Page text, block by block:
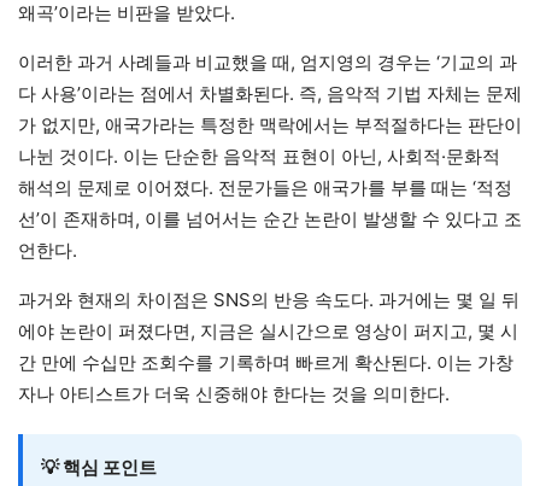
왜곡’이라는 비판을 받았다.
이러한 과거 사례들과 비교했을 때, 엄지영의 경우는 ‘기교의 과
다 사용’이라는 점에서 차별화된다. 즉, 음악적 기법 자체는 문제
가 없지만, 애국가라는 특정한 맥락에서는 부적절하다는 판단이
나뉜 것이다. 이는 단순한 음악적 표현이 아닌, 사회적·문화적
해석의 문제로 이어졌다. 전문가들은 애국가를 부를 때는 ‘적정
선’이 존재하며, 이를 넘어서는 순간 논란이 발생할 수 있다고 조
언한다.
과거와 현재의 차이점은 SNS의 반응 속도다. 과거에는 몇 일 뒤
에야 논란이 퍼졌다면, 지금은 실시간으로 영상이 퍼지고, 몇 시
간 만에 수십만 조회수를 기록하며 빠르게 확산된다. 이는 가창
자나 아티스트가 더욱 신중해야 한다는 것을 의미한다.
💡 핵심 포인트